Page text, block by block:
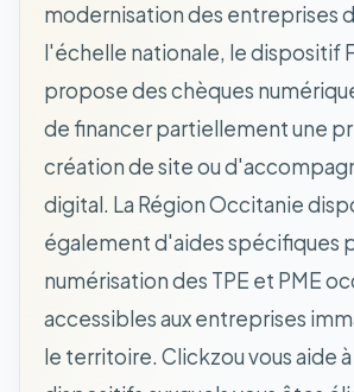
modernisation des entreprises
l'échelle nationale, le dispositif
propose des chèques
de financer partiellement une
création de site ou
digital. La Région Occitanie
également d'aides spécifiques
numérisation des TPE et PME
accessibles aux entreprises
le territoire. Clickzou vous aide